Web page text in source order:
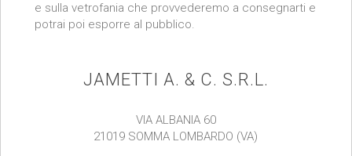
e sulla vetrofania che provvederemo a consegnarti e
potrai poi esporre al pubblico.
JAMETTI A. & C. S.R.L.
VIA ALBANIA 60
21019 SOMMA LOMBARDO (VA)